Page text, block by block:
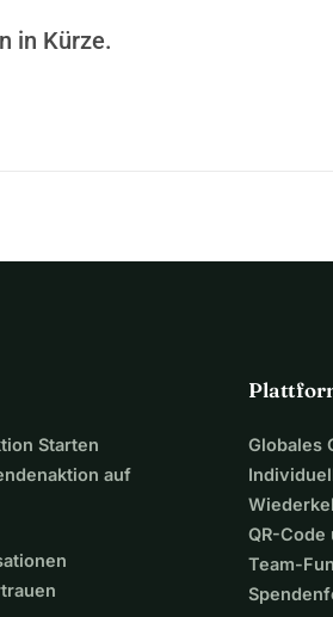
in Kürze.
Starten
auf
Globales
QR-Code
Team-